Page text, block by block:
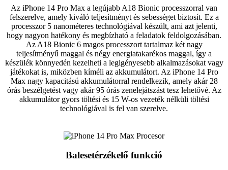
Az iPhone 14 Pro Max a legújabb A18 Bionic processzorral van
felszerelve, amely kiváló teljesítményt és sebességet biztosít. Ez a
processzor 5 nanométeres technológiával készült, ami azt jelenti,
hogy nagyon hatékony és megbízható a feladatok feldolgozásában.
Az A18 Bionic 6 magos processzort tartalmaz két nagy
teljesítményű maggal és négy energiatakarékos maggal, így a
készülék könnyedén kezelheti a legigényesebb alkalmazásokat vagy
játékokat is, miközben kíméli az akkumulátort. Az iPhone 14 Pro
Max nagy kapacitású akkumulátorral rendelkezik, amely akár 28
órás beszélgetést vagy akár 95 órás zenelejátszást tesz lehetővé. Az
akkumulátor gyors töltési és 15 W-os vezeték nélküli töltési
technológiával is fel van szerelve.
Balesetérzékelő funkció